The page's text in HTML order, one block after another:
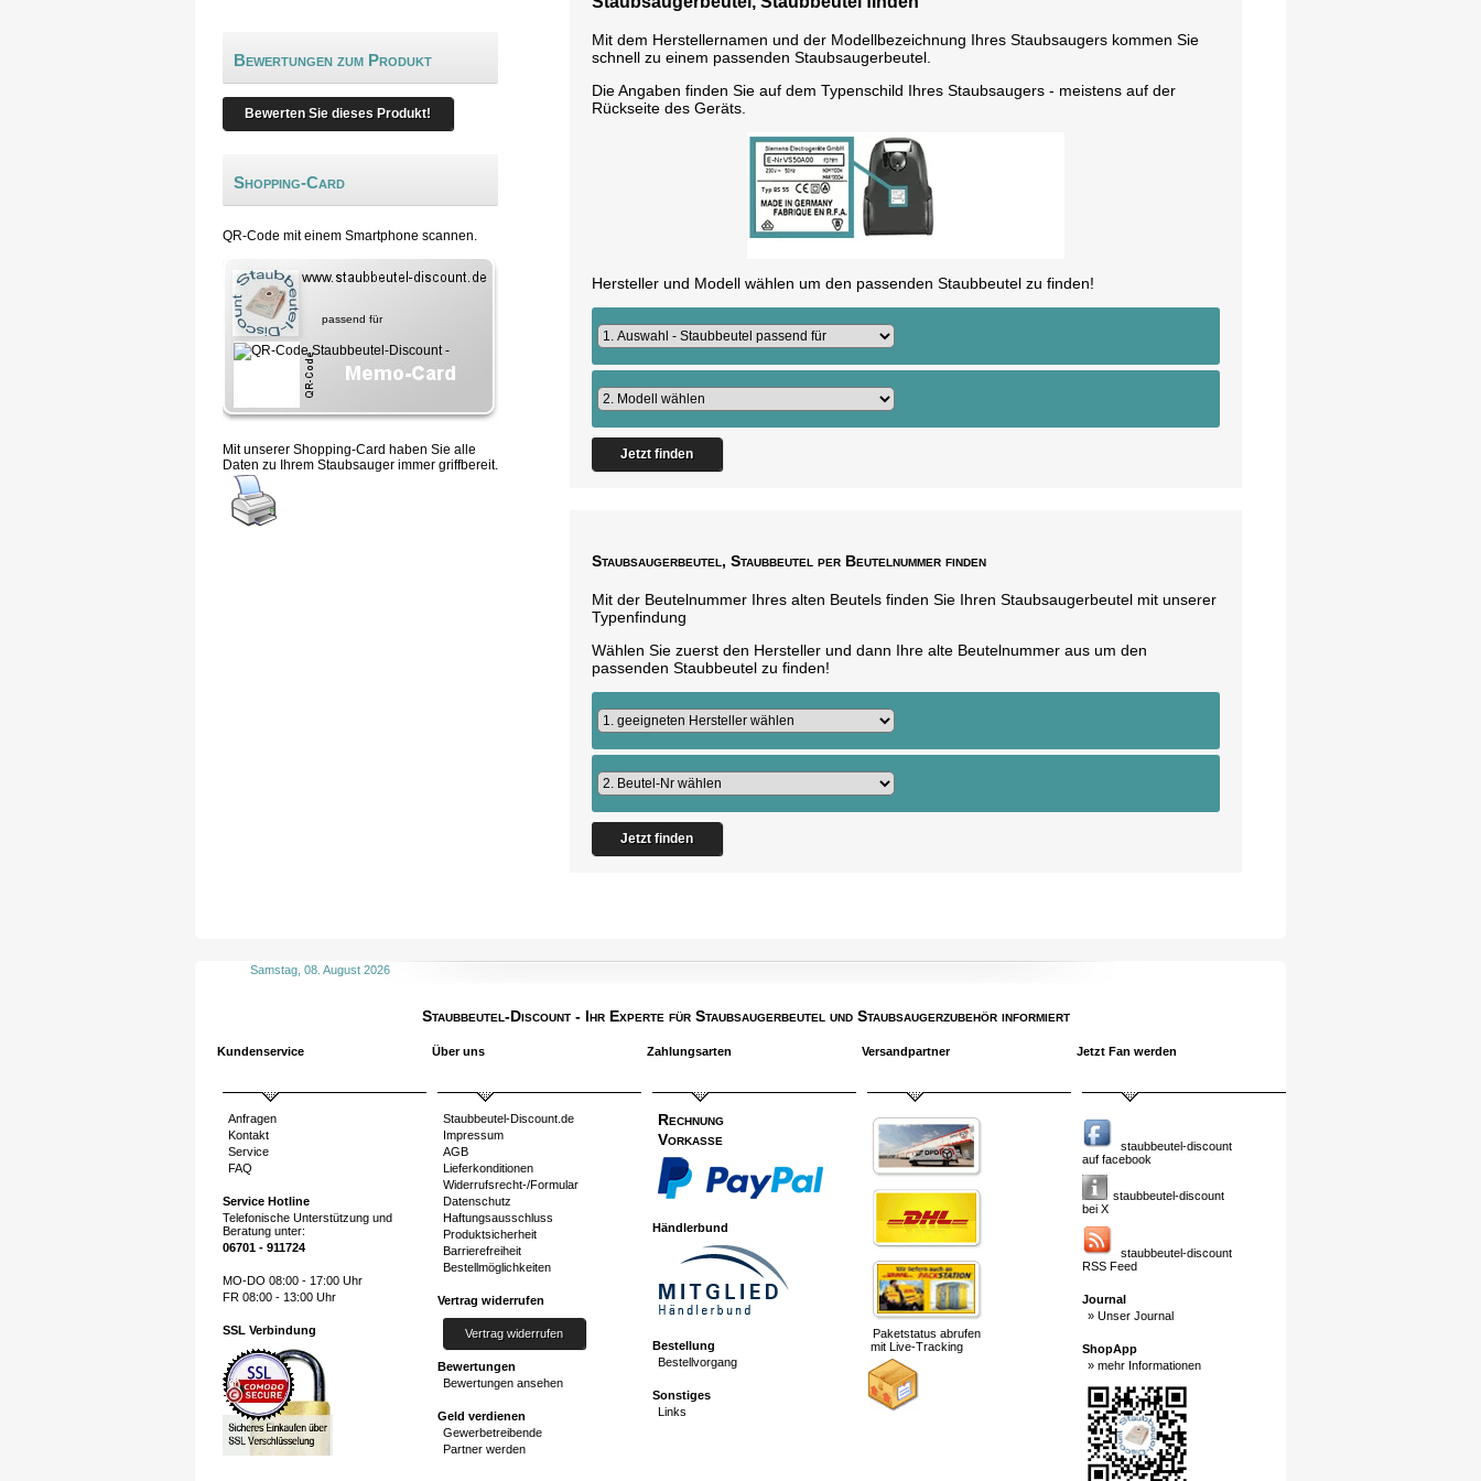
Mit dem Herstellernamen und der Modellbezeichnung Ihres Staubsaugers kommen Sie
schnell zu einem passenden Staubsaugerbeutel.
Die Angaben finden Sie auf dem Typenschild Ihres Staubsaugers - meistens auf der
Rückseite des Geräts.
Hersteller und Modell wählen um den passenden Staubbeutel zu finden!
Jetzt finden
Staubsaugerbeutel, Staubbeutel per Beutelnummer finden
Mit der Beutelnummer Ihres alten Beutels finden Sie Ihren Staubsaugerbeutel mit unserer
Typenfindung
Wählen Sie zuerst den Hersteller und dann Ihre alte Beutelnummer aus um den
passenden Staubbeutel zu finden!
Jetzt finden
Bewertungen zum Produkt
Bewerten Sie dieses Produkt!
Shopping-Card
QR-Code mit einem Smartphone scannen.
passend für
Mit unserer Shopping-Card haben Sie alle
Daten zu Ihrem Staubsauger immer griffbereit.
Samstag, 08. August 2026
Staubbeutel-Discount - Ihr Experte für Staubsaugerbeutel und Staubsaugerzubehör informiert
Kundenservice
Anfragen
Kontakt
Service
FAQ
Service Hotline
Telefonische Unterstützung und
Beratung unter:
06701 - 911724
MO-DO 08:00 - 17:00 Uhr
FR 08:00 - 13:00 Uhr
SSL Verbindung
Über uns
Staubbeutel-Discount.de
Impressum
AGB
Lieferkonditionen
Widerrufsrecht-/Formular
Datenschutz
Haftungsausschluss
Produktsicherheit
Barrierefreiheit
Bestellmöglichkeiten
Vertrag widerrufen
Vertrag widerrufen
Bewertungen
Bewertungen ansehen
Geld verdienen
Gewerbetreibende
Partner werden
Zahlungsarten
Rechnung
Vorkasse
Händlerbund
Bestellung
Bestellvorgang
Sonstiges
Links
Versandpartner
Paketstatus abrufen
mit Live-Tracking
Jetzt Fan werden
staubbeutel-discount
auf facebook
staubbeutel-discount
bei X
staubbeutel-discount
RSS Feed
Journal
» Unser Journal
ShopApp
» mehr Informationen